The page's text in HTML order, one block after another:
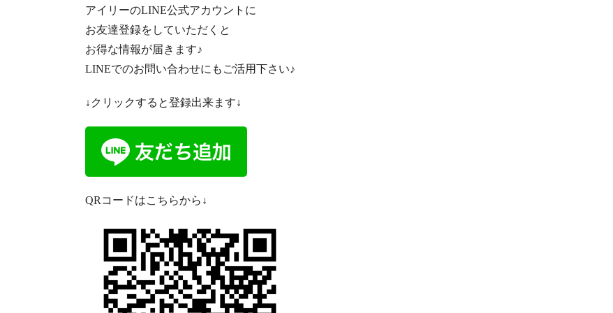
アイリーのLINE公式アカウントに
お友達登録をしていただくと
お得な情報が届きます♪
LINEでのお問い合わせにもご活用下さい♪
↓クリックすると登録出来ます↓
QRコードはこちらから↓